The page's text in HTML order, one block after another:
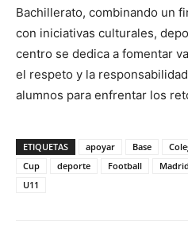
Bachillerato, combinando un
con iniciativas culturales,
centro se dedica a fomentar
el respeto y la
alumnos para enfrentar los
ETIQUETAS apoyar Base
Cup
deporte Football Madrid
U11